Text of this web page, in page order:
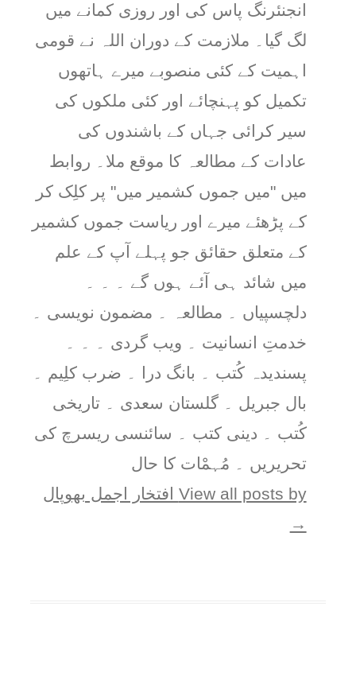
انجنئرنگ پاس کی اور روزی کمانے میں
لگ گیا۔ ملازمت کے دوران اللہ نے قومی
اہمیت کے کئی منصوبے میرے ہاتھوں
تکمیل کو پہنچائے اور کئی ملکوں کی
سیر کرائی جہاں کے باشندوں کی
عادات کے مطالعہ کا موقع ملا۔ روابط
میں "میں جموں کشمیر میں" پر کلِک کر
کے پڑھئے میرے اور ریاست جموں کشمیر
کے متعلق حقائق جو پہلے آپ کے علم
میں شائد ہی آئے ہوں گے ۔ ۔ ۔
دلچسپیاں ۔ مطالعہ ۔ مضمون نویسی ۔
خدمتِ انسانیت ۔ ویب گردی ۔ ۔ ۔
پسندیدہ کُتب ۔ بانگ درا ۔ ضرب کلِیم ۔
بال جبریل ۔ گلستان سعدی ۔ تاریخی
کُتب ۔ دینی کتب ۔ سائنسی ریسرچ کی
تحریریں ۔ مُہمْات کا حال
View all posts by افتخار اجمل بھوپال
→